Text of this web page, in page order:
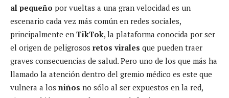
al pequeño por vueltas a una gran velocidad es un
escenario cada vez más común en redes sociales,
principalmente en TikTok, la plataforma conocida por ser
el origen de peligrosos retos virales que pueden traer
graves consecuencias de salud. Pero uno de los que más ha
llamado la atención dentro del gremio médico es este que
vulnera a los niños no sólo al ser expuestos en la red,